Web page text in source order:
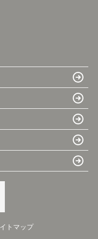
トマップ